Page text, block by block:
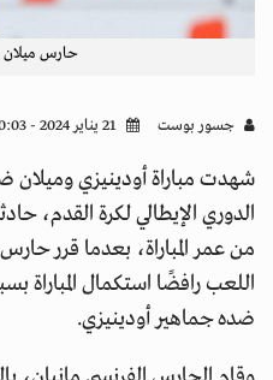
حارس ميلان
جسور بوست
من عمر المباراة، بعدما قرر
اللعب رافضًا استكمال المباراة
ضده جماهير أودينيزي.